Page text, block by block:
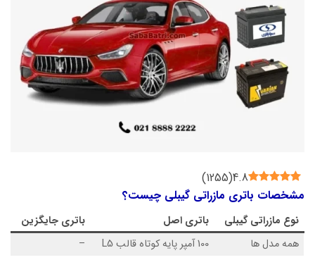
4.8
(
1255
)
مشخصات باتری مازراتی گیبلی چیست؟
نوع مازراتی گیبلی باتری اصل
باتری جایگزین
همه مدل ها
100 آمپر پایه کوتاه قالب L5 –